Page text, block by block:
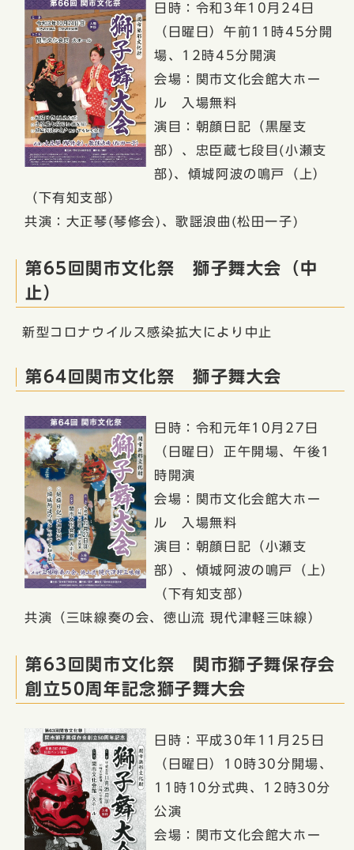
日時：令和3年10月24日
（日曜日）午前11時45分開
場、12時45分開演
会場：関市文化会館大ホー
ル 入場無料
演目：朝顔日記（黒屋支
部）、忠臣蔵七段目(小瀬支
部)、傾城阿波の鳴戸（上）
（下有知支部）
共演：大正琴(琴修会)、歌謡浪曲(松田一子)
第65回関市文化祭 獅子舞大会（中
止）
新型コロナウイルス感染拡大により中止
第64回関市文化祭 獅子舞大会
日時：令和元年10月27日
（日曜日）正午開場、午後1
時開演
会場：関市文化会館大ホー
ル 入場無料
演目：朝顔日記（小瀬支
部）、傾城阿波の鳴戸（上）
（下有知支部）
共演（三味線奏の会、徳山流 現代津軽三味線）
第63回関市文化祭 関市獅子舞保存会
創立50周年記念獅子舞大会
日時：平成30年11月25日
（日曜日）10時30分開場、
11時10分式典、12時30分
公演
会場：関市文化会館大ホー